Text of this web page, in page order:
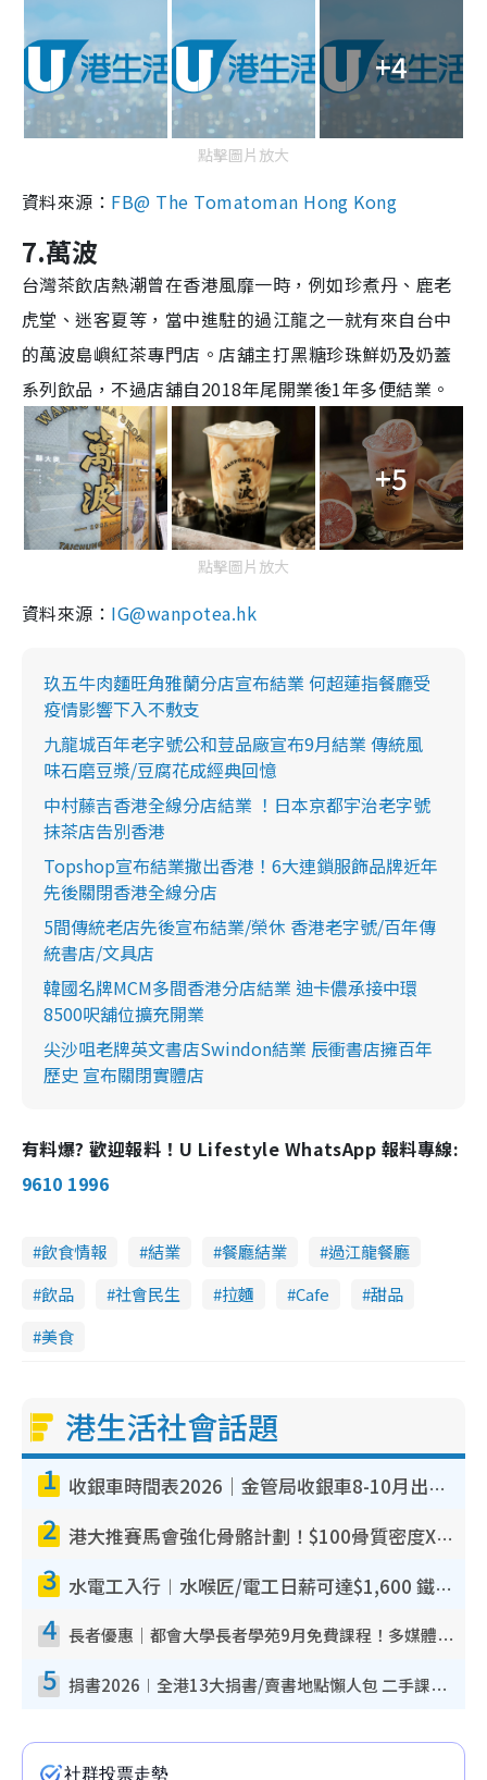
+4
點擊圖片放大
資料來源： FB@ The Tomatoman Hong Kong
7.萬波
台灣茶飲店熱潮曾在香港風靡一時，例如珍煮丹、鹿老
虎堂、迷客夏等，當中進駐的過江龍之一就有來自台中
的萬波島嶼紅茶專門店 。店舖主打黑糖珍珠鮮奶及奶蓋
系列飲品，不過店舖自2018年尾開業後1年多便結業。
+5
點擊圖片放大
資料來源： IG@wanpotea.hk
玖五牛肉麵旺角雅蘭分店宣布結業 何超蓮指餐廳受
疫情影響下入不敷支
九龍城百年老字號公和荳品廠宣布9月結業 傳統風
味石磨豆漿/豆腐花成經典回憶
中村藤吉香港全線分店結業 ！日本京都宇治老字號
抹茶店告別香港
Topshop宣布結業撒出香港！6大連鎖服飾品牌近年
先後關閉香港全線分店
5間傳統老店先後宣布結業/榮休 香港老字號/百年傳
統書店/文具店
韓國名牌MCM多間香港分店結業 迪卡儂承接中環
8500呎舖位擴充開業
尖沙咀老牌英文書店Swindon結業 辰衝書店擁百年
歷史 宣布關閉實體店
有料爆? 歡迎報料！U Lifestyle WhatsApp 報料專線:
9610 1996
飲食情報 結業 餐廳結業
過江龍餐廳
飲品
社會民生 拉麵 Cafe
甜品
美食
港生活社會話題
1 收銀車時間表2026｜金管局收銀車8-10月出沒地點+時間！無須手續費！硬幣免費轉現鈔或增值至八達通
2 港大推賽馬會強化骨骼計劃！$100骨質密度X光檢查 完成免費運動訓練送超市禮券！附參加資格
3 水電工入行︱水喉匠/電工日薪可達$1,600 鐵飯碗職業難被AI取代！附薪酬參考＋入行考牌途徑
4 長者優惠｜都會大學長者學苑9月免費課程！多媒體/微電影創作/網絡安全 附報名方法教學
5 捐書2026︱全港13大捐書/賣書地點懶人包 二手課本最高$150＋舊書換免費咖啡/戲票